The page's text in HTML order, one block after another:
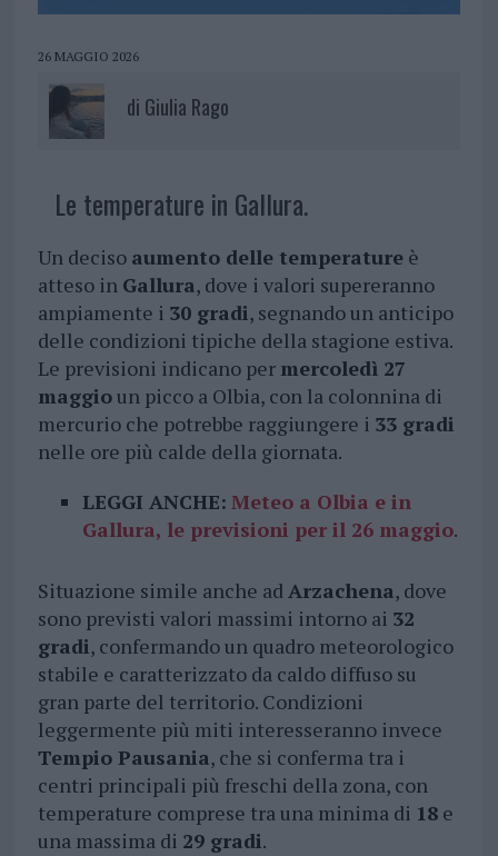
26 MAGGIO 2026
di Giulia Rago
Le temperature in Gallura.
Un deciso aumento delle temperatureè
atteso in Gallura, dove i valori supereranno
ampiamente i 30 gradi, segnando un anticipo
delle condizioni tipiche della stagione estiva.
Le previsioni indicano per mercoledì 27
maggioun picco a Olbia, con la colonnina di
mercurio che potrebbe raggiungere i 33 gradi
nelle ore più calde della giornata.
LEGGI ANCHE: Meteo a Olbia e in
Gallura, le previsioni per il 26 maggio.
Situazione simile anche adArzachena, dove
sono previsti valori massimi intorno ai 32
gradi, confermando un quadro meteorologico
stabile e caratterizzato da caldo diffuso su
gran parte del territorio. Condizioni
leggermente più miti interesseranno invece
Tempio Pausania, che si conferma tra i
centri principali più freschi della zona, con
temperature comprese tra una minima di 18e
una massima di 29 gradi.